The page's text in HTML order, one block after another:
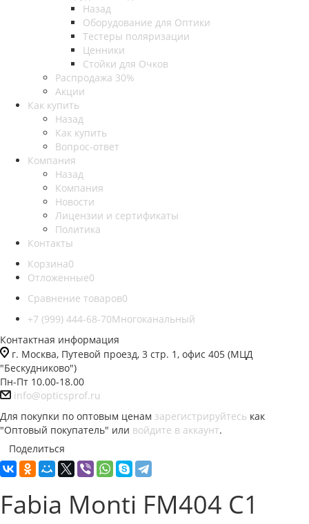
Назад
Оборудование для Оптики
Тестеры поляризации
Ценники
Стойки для Очков
Распродажа 30%
Акции
Как купить
Назад
Как купить
Вопрос-ответ
Компания
Назад
Компания
Новости
Лицензии и сертификаты
Политика
Контакты
Корзина0
Отложенные0
Сравнение товаров0
+7 (999) 444-68-70Многоканальный
Контактная информация
г. Москва, Путевой проезд, 3 стр. 1, офис 405 (МЦД
"Бескудниково")
Пн-Пт 10.00-18.00
info@opticsprof.ru
Для покупки по оптовым ценам зарегистрируйтесь как
"Оптовый покупатель" или войдите в аккаунт.
Поделиться
Fabia Monti FM404 C1